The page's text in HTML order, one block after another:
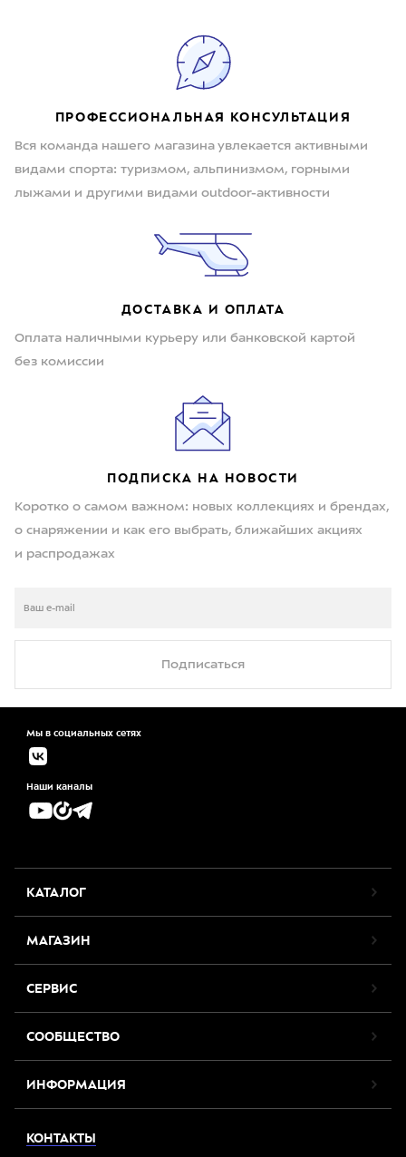
ПРОФЕССИОНАЛЬНАЯ КОНСУЛЬТАЦИЯ
Вся команда нашего магазина увлекается активными
видами спорта: туризмом, альпинизмом, горными
лыжами и другими видами outdoor-активности
ДОСТАВКА И ОПЛАТА
Оплата наличными курьеру или банковской картой
без комиссии
ПОДПИСКА НА НОВОСТИ
Коротко о самом важном: новых коллекциях и брендах,
о снаряжении и как его выбрать, ближайших акциях
и распродажах
Подписаться
Мы в социальных сетях
Наши каналы
КАТАЛОГ
МАГАЗИН
СЕРВИС
СООБЩЕСТВО
ИНФОРМАЦИЯ
КОНТАКТЫ